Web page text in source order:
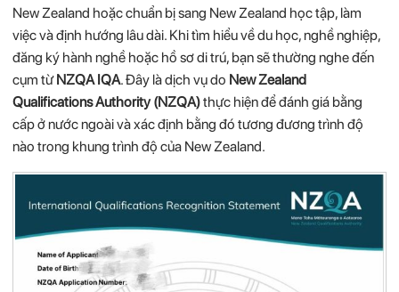
NewZealand hoặcchuẩn bịsang NewZealand họctập, làm
việcvàđịnh hướng lâudài. Khitìm hiểuvềdu học,nghềnghiệp,
đăng ký hànhnghề hoặc hồsơditrú, bạnsẽthườngngheđến
cụmtừNZQAIQA.Đây làdịchvụdo NewZealand
QualificationsAuthority (NZQA)thực hiệnđểđánhgiá bằng
cấpởnướcngoàivàxácđịnh bằngđótươngđươngtrìnhđộ
nàotrong khungtrìnhđộcủa NewZealand.